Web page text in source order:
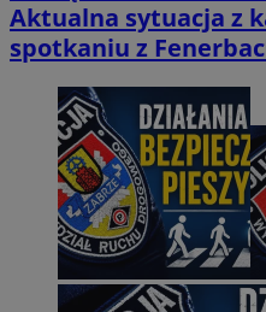
Aktualna sytuacja z
spotkaniu z